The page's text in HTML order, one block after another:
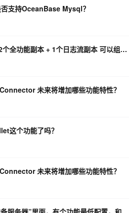
支持OceanBase Mysql？
OceanBase数据库请问 2个全功能副本 + 1个日志流副本 可以组成 高可用 集群么 ？
未来将增加哪些功能特性？
这个功能了吗？
未来将增加哪些功能特性？